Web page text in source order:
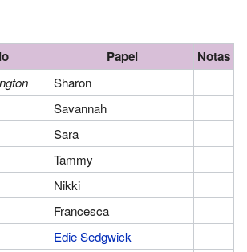
Papel Notas
Sharon
Savannah
Sara
Tammy
Nikki
Francesca
Edie Sedgwick